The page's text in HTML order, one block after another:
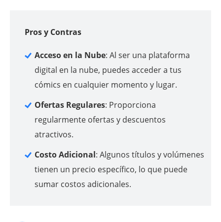
Pros y Contras
Acceso en la Nube: Al ser una plataforma
digital en la nube, puedes acceder a tus
cómics en cualquier momento y lugar.
Ofertas Regulares: Proporciona
regularmente ofertas y descuentos
atractivos.
Costo Adicional: Algunos títulos y volúmenes
tienen un precio específico, lo que puede
sumar costos adicionales.